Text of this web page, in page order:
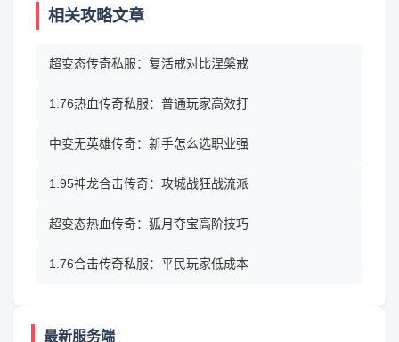
相关攻略文章
超变态传奇私服：复活戒对比涅槃戒
1.76热血传奇私服：普通玩家高效打
中变无英雄传奇：新手怎么选职业强
1.95神龙合击传奇：攻城战狂战流派
超变态热血传奇：狐月夺宝高阶技巧
1.76合击传奇私服：平民玩家低成本
最新服务端